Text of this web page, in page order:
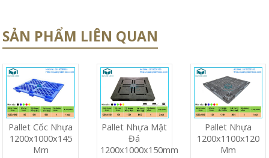
SẢN PHẨM LIÊN QUAN
Pallet Cốc Nhựa
1200x1000x145
Mm
Pallet Nhựa Mặt
Đá
1200x1000x150mm
Pallet Nhựa
1200x1100x120
Mm